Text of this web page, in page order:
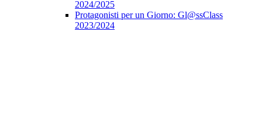
2024/2025
Protagonisti per un Giorno: Gl@ssClass
2023/2024